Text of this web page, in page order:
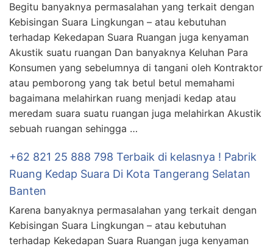
Begitu banyaknya permasalahan yang terkait dengan
Kebisingan Suara Lingkungan – atau kebutuhan
terhadap Kekedapan Suara Ruangan juga kenyaman
Akustik suatu ruangan Dan banyaknya Keluhan Para
Konsumen yang sebelumnya di tangani oleh Kontraktor
atau pemborong yang tak betul betul memahami
bagaimana melahirkan ruang menjadi kedap atau
meredam suara suatu ruangan juga melahirkan Akustik
sebuah ruangan sehingga …
+62 821 25 888 798 Terbaik di kelasnya ! Pabrik
Ruang Kedap Suara Di Kota Tangerang Selatan
Banten
Karena banyaknya permasalahan yang terkait dengan
Kebisingan Suara Lingkungan – atau kebutuhan
terhadap Kekedapan Suara Ruangan juga kenyaman